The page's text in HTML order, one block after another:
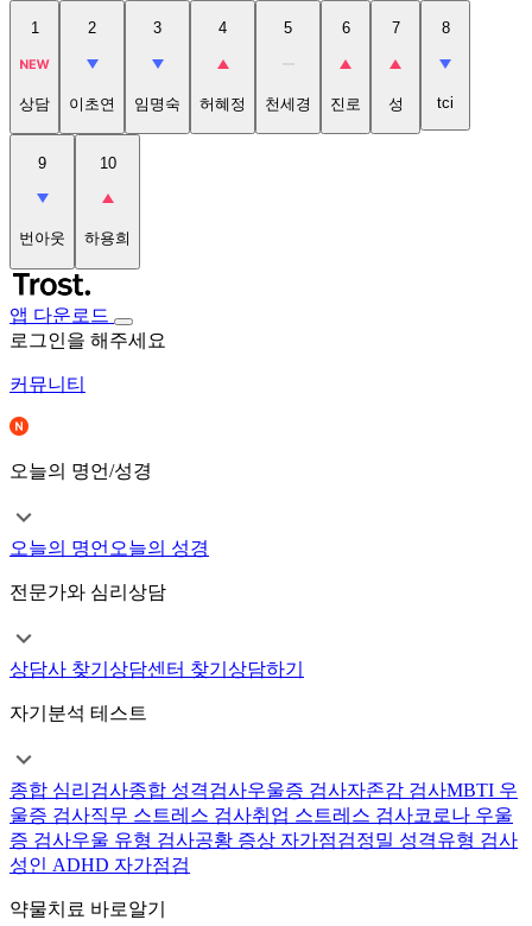
1
상담
2
이초연
3
임명숙
4
허혜정
5
천세경
6
진로
7
성
8
tci
9
번아웃
10
하용희
앱 다운로드
로그인을 해주세요
커뮤니티
오늘의 명언/성경
오늘의 명언 오늘의 성경
전문가와 심리상담
상담사 찾기 상담센터 찾기 상담하기
자기분석 테스트
종합 심리검사종합 성격검사우울증 검사자존감 검사MBTI 우
울증 검사직무 스트레스 검사취업 스트레스 검사코로나 우울
증 검사우울 유형 검사공황 증상 자가점검정밀 성격유형 검사
성인 ADHD 자가점검
약물치료 바로알기